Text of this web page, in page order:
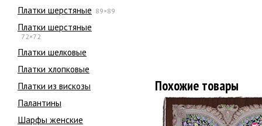
Платки шерстяные 89×89
Платки шерстяные
72×72
Платки шелковые
Платки хлопковые
Платки из вискозы
Палантины
Шарфы женские
Похожие товары